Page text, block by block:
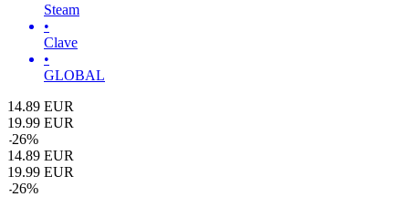
Steam
•
Clave
•
GLOBAL
14.89 EUR
19.99 EUR
-26%
14.89 EUR
19.99 EUR
-26%